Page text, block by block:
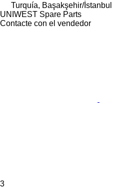
Turquía, Başakşehir/İstanbul
UNIWEST Spare Parts
Contacte con el vendedor
3